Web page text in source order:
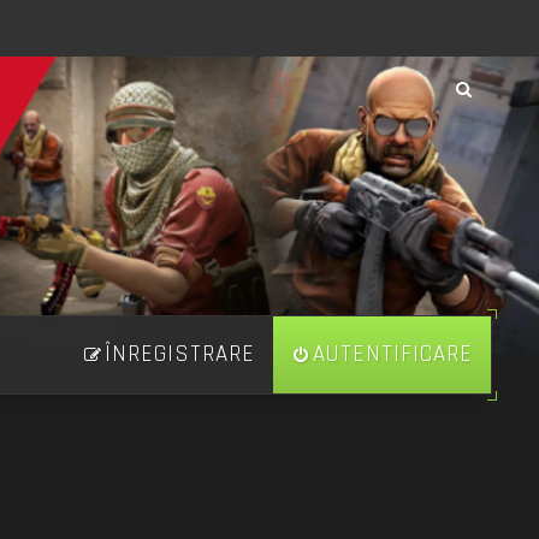
AUTENTIFICARE
ÎNREGISTRARE